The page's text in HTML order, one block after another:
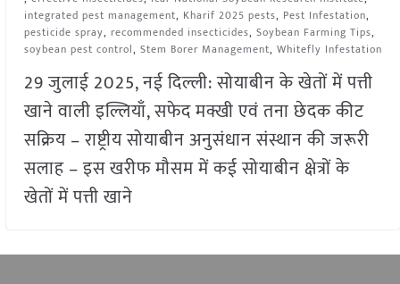
integrated pest management, Kharif 2025 pests, Pest Infestation,
pesticide spray, recommended insecticides, Soybean Farming Tips,
soybean pest control, Stem Borer Management, Whitefly Infestation
29 जुलाई 2025, नई दिल्ली: सोयाबीन के खेतों में पत्ती
खाने वाली इल्लियाँ, सफेद मक्खी एवं तना छेदक कीट
सक्रिय – राष्ट्रीय सोयाबीन अनुसंधान संस्थान की जरूरी
सलाह – इस खरीफ मौसम में कई सोयाबीन क्षेत्रों के
खेतों में पत्ती खाने